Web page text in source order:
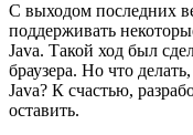
С выходом последних
поддерживать
Java. Такой ход был
браузера. Но что
Java? К счастью,
оставить.